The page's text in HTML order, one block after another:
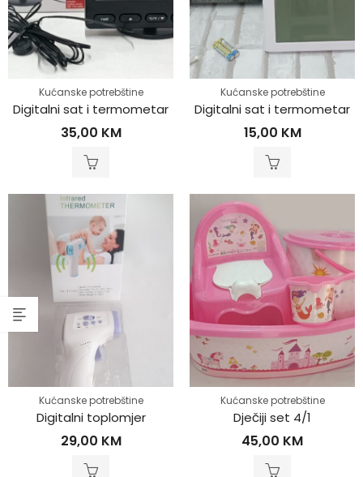
Kućanske potrebštine
Digitalni sat i termometar
35,00 KM
Kućanske potrebštine
Digitalni sat i termometar
15,00 KM
Kućanske potrebštine
Digitalni toplomjer
29,00 KM
Kućanske potrebštine
Dječiji set 4/1
45,00 KM